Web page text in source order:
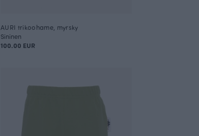
AURI trikoohame, myrsky
Sininen
100.00 EUR